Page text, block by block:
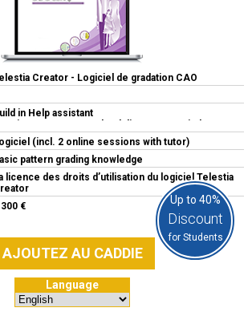
Creator - Logiciel de gradation CAO
in Help assistant
700 MB hard disc space. Windows
and later. Pentium 3 or AMD Κ6 & above. 512
min. Ram memory.
(incl. 2 online sessions with tutor)
pattern grading knowledge
licence des droits d’utilisation du logiciel Telestia
€ Up to 40%
Discount
for Students
Language